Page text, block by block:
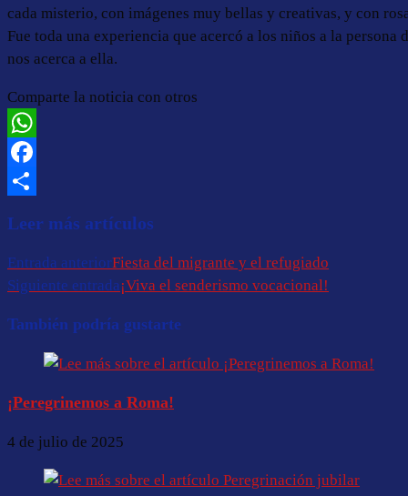
cada misterio, con imágenes muy bellas y creativas, y con
Fue toda una experiencia que acercó a los niños a la
nos acerca a ella.
Comparte la noticia con otros
WhatsApp
Facebook
Leer más artículos
Entrada anteriorFiesta del migrante y el refugiado
Siguiente entrada¡Viva el senderismo vocacional!
También podría gustarte
¡Peregrinemos a Roma!
4 de julio de 2025